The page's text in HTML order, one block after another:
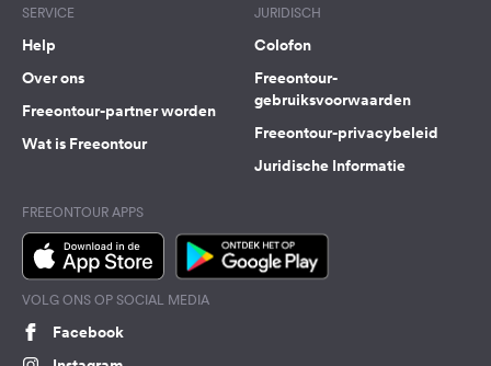
SERVICE
Help
Over ons
Freeontour-partner worden
Wat is Freeontour
JURIDISCH
Colofon
Freeontour-
gebruiksvoorwaarden
Freeontour-privacybeleid
Juridische Informatie
FREEONTOUR APPS
VOLG ONS OP SOCIAL MEDIA
Facebook